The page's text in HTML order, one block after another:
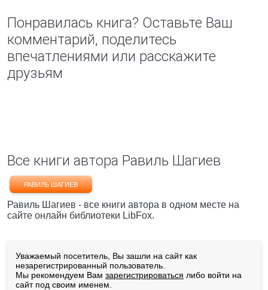
Понравилась книга? Оставьте Ваш
комментарий, поделитесь
впечатлениями или расскажите
друзьям
Все книги автора Равиль Шагиев
РАВИЛЬ ШАГИЕВ
Равиль Шагиев - все книги автора в одном месте на
сайте онлайн библиотеки LibFox.
Уважаемый посетитель, Вы зашли на сайт как
незарегистрированный пользователь.
Мы рекомендуем Вам зарегистрироваться либо войти на
сайт под своим именем.